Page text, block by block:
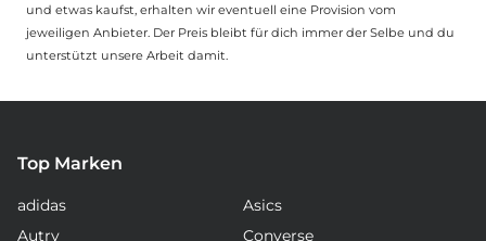
und etwas kaufst, erhalten wir eventuell eine Provision vom
jeweiligen Anbieter. Der Preis bleibt für dich immer der Selbe und du
unterstützt unsere Arbeit damit.
Top Marken
adidas
Asics
Autry
Converse